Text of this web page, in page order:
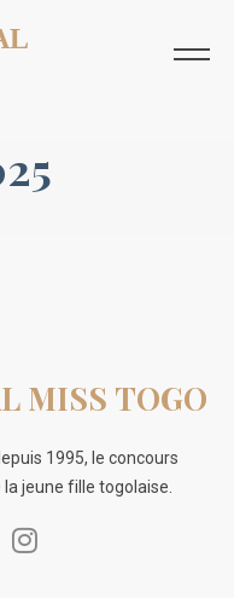
25
MISS TOGO
1995, le concours
jeune fille togolaise.